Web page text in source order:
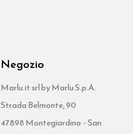
Negozio
Marlu.it srl by Marlu S.p.A.
Strada Belmonte, 90
47898 Montegiardino - San